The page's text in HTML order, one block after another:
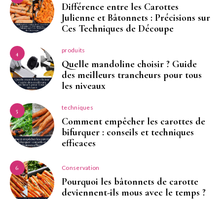
Différence entre les Carottes
Julienne et Bâtonnets : Précisions sur
Ces Techniques de Découpe
4 produits
Quelle mandoline choisir ? Guide
des meilleurs trancheurs pour tous
les niveaux
5 techniques
Comment empêcher les carottes de
bifurquer : conseils et techniques
efficaces
6 Conservation
Pourquoi les bâtonnets de carotte
deviennent-ils mous avec le temps ?